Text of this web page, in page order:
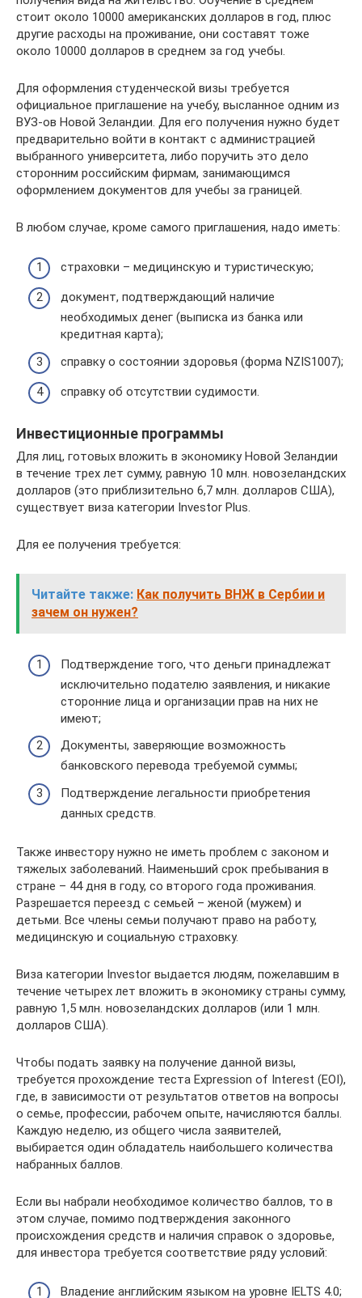
стоит около 10000 американских долларов в год, плюс
другие расходы на проживание, они составят тоже
около 10000 долларов в среднем за год учебы.
Для оформления студенческой визы требуется
официальное приглашение на учебу, высланное одним из
ВУЗ-ов Новой Зеландии. Для его получения нужно будет
предварительно войти в контакт с администрацией
выбранного университета, либо поручить это дело
сторонним российским фирмам, занимающимся
оформлением документов для учебы за границей.
В любом случае, кроме самого приглашения, надо иметь:
страховки – медицинскую и туристическую;
документ, подтверждающий наличие
необходимых денег (выписка из банка или
кредитная карта);
справку о состоянии здоровья (форма NZIS1007);
справку об отсутствии судимости.
Инвестиционные программы
Для лиц, готовых вложить в экономику Новой Зеландии
в течение трех лет сумму, равную 10 млн. новозеландских
долларов (это приблизительно 6,7 млн. долларов США),
существует виза категории Investor Plus.
Для ее получения требуется:
Читайте также: Как получить ВНЖ в Сербии и
зачем он нужен?
Подтверждение того, что деньги принадлежат
исключительно подателю заявления, и никакие
сторонние лица и организации прав на них не
имеют;
Документы, заверяющие возможность
банковского перевода требуемой суммы;
Подтверждение легальности приобретения
данных средств.
Также инвестору нужно не иметь проблем с законом и
тяжелых заболеваний. Наименьший срок пребывания в
стране – 44 дня в году, со второго года проживания.
Разрешается переезд с семьей – женой (мужем) и
детьми. Все члены семьи получают право на работу,
медицинскую и социальную страховку.
Виза категории Investor выдается людям, пожелавшим в
течение четырех лет вложить в экономику страны сумму,
равную 1,5 млн. новозеландских долларов (или 1 млн.
долларов США).
Чтобы подать заявку на получение данной визы,
требуется прохождение теста Expression of Interest (EOI),
где, в зависимости от результатов ответов на вопросы
о семье, профессии, рабочем опыте, начисляются баллы.
Каждую неделю, из общего числа заявителей,
выбирается один обладатель наибольшего количества
набранных баллов.
Если вы набрали необходимое количество баллов, то в
этом случае, помимо подтверждения законного
происхождения средств и наличия справок о здоровье,
для инвестора требуется соответствие ряду условий:
Владение английским языком на уровне IELTS 4.0;